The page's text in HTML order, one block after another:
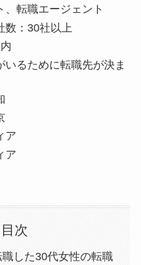
転職エージェント
数：30社以上
るために転職先が決ま
ア
ア
目次
した30代女性の転職